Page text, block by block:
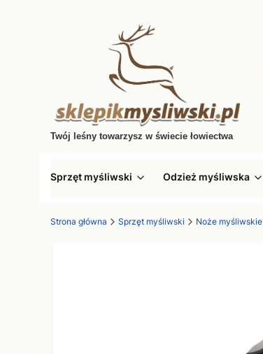
Twój leśny towarzysz w świecie łowiectwa
Sprzęt myśliwski Odzież myśliwska
Strona główna Sprzęt myśliwski Noże myśliwskie